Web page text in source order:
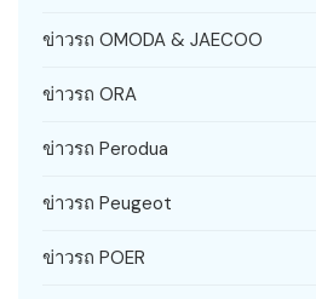
ข่าวรถ OMODA & JAECOO
ข่าวรถ ORA
ข่าวรถ Perodua
ข่าวรถ Peugeot
ข่าวรถ POER